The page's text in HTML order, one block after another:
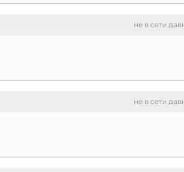
не в сети
не в сети